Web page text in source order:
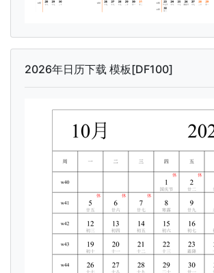
2026年日历下载 模板[DF100]